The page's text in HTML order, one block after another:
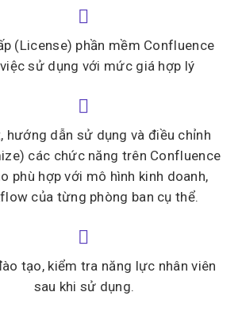


(License) phần mềm Confluence
sử dụng với mức giá hợp lý


hướng dẫn sử dụng và điều chỉnh
các chức năng trên Confluence
phù hợp với mô hình kinh doanh,
của từng phòng ban cụ thể.


tạo, kiểm tra năng lực nhân viên
sau khi sử dụng.